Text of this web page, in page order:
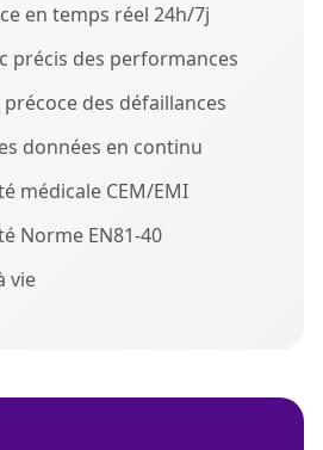
en temps réel 24h/7j
précis des performances
des défaillances
données en continu
médicale CEM/EMI
Norme EN81-40
vie